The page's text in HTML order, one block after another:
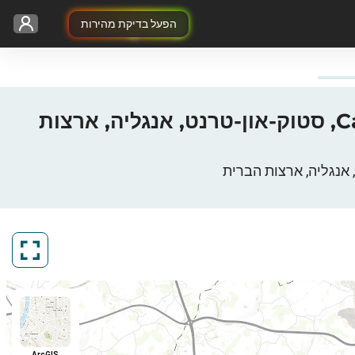
הפעל בדיקת מהירות
מפת הכיסוי 3G / 4G / 5G של Carolina West Wireless Stoke-on-Trent, סטוק-און-טרנט, אנגליה, ארצות